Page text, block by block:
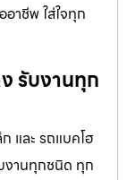
าชีพ ใส่ใจทุก
รับงานทุก
และ รถแบคโฮ
งานทุกชนิด ทุก